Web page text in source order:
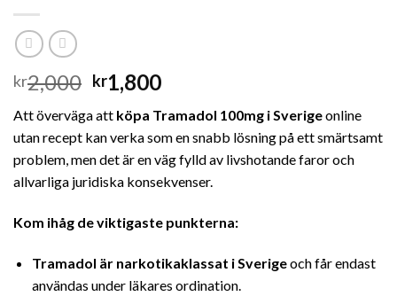
kr2,000 Det
ursprungliga
priset
var:
kr2,000.
kr1,800Det
priset
är:
kr1,800.
Att överväga att köpa Tramadol 100mg i Sverigeonline
utan recept kan verka som en snabb lösning på ett smärtsamt
problem, men det är en väg fylld av livshotande faror och
allvarliga juridiska konsekvenser.
Kom ihåg de viktigaste punkterna:
Tramadol är narkotikaklassat i Sverigeoch får endast
användas under läkares ordination.